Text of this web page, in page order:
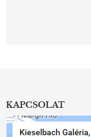
KAPCSOLAT